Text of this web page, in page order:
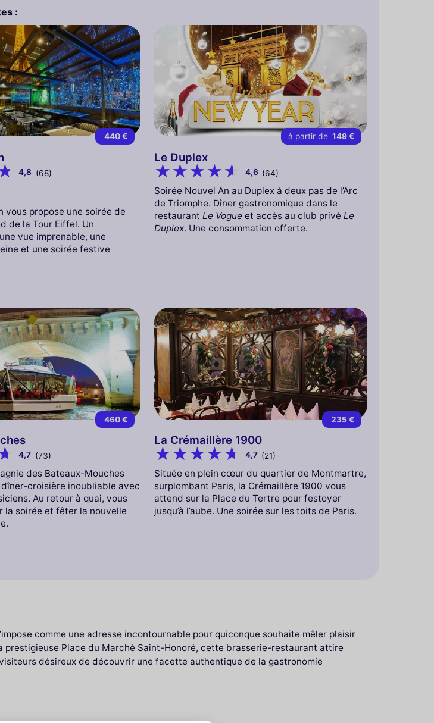
:
440 €
4,8 (68)
vous propose une soirée de
de la Tour Eiffel. Un
vue imprenable, une
et une soirée festive
à partir de 149 €
Le Duplex
4,6 (64)
Soirée Nouvel An au Duplex à deux pas de l’Arc
de Triomphe. Dîner gastronomique dans le
restaurant Le Vogueet accès au club privé Le
Duplex. Une consommation offerte.
460 €
4,7 (73)
des Bateaux-Mouches
croisière inoubliable avec
Au retour à quai, vous
la soirée et fêter la nouvelle
235 €
La Crémaillère 1900
4,7 (21)
Située en plein cœur du quartier de Montmartre,
surplombant Paris, la Crémaillère 1900 vous
attend sur la Place du Tertre pour festoyer
jusqu’à l’aube. Une soirée sur les toits de Paris.
comme une adresse incontournable pour quiconque souhaite mêler plaisir
Place du Marché Saint-Honoré, cette brasserie-restaurant attire
désireux de découvrir une facette authentique de la gastronomie